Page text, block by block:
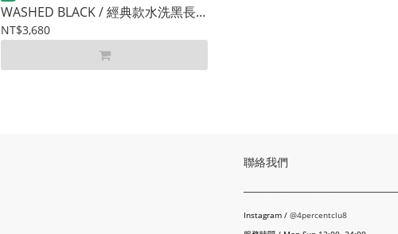
WASHED BLACK / 經典款水洗黑長...
NT$3,680
聯絡我們
Instagram / @4percentclu8